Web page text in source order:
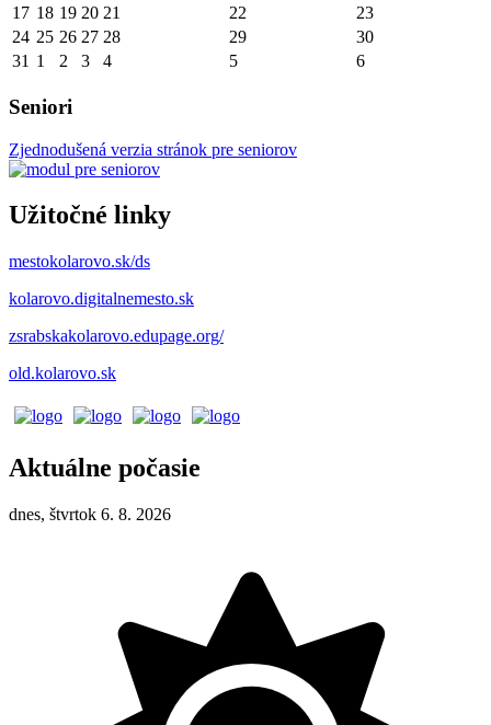
17 18 19 20 21 22
23
24 25 26 27 28 29
30
31 1 2 3 4 5 6
Seniori
Zjednodušená verzia stránok pre seniorov
Užitočné linky
mestokolarovo.sk/ds
kolarovo.digitalnemesto.sk
zsrabskakolarovo.edupage.org/
old.kolarovo.sk
Aktuálne počasie
dnes, štvrtok 6. 8. 2026